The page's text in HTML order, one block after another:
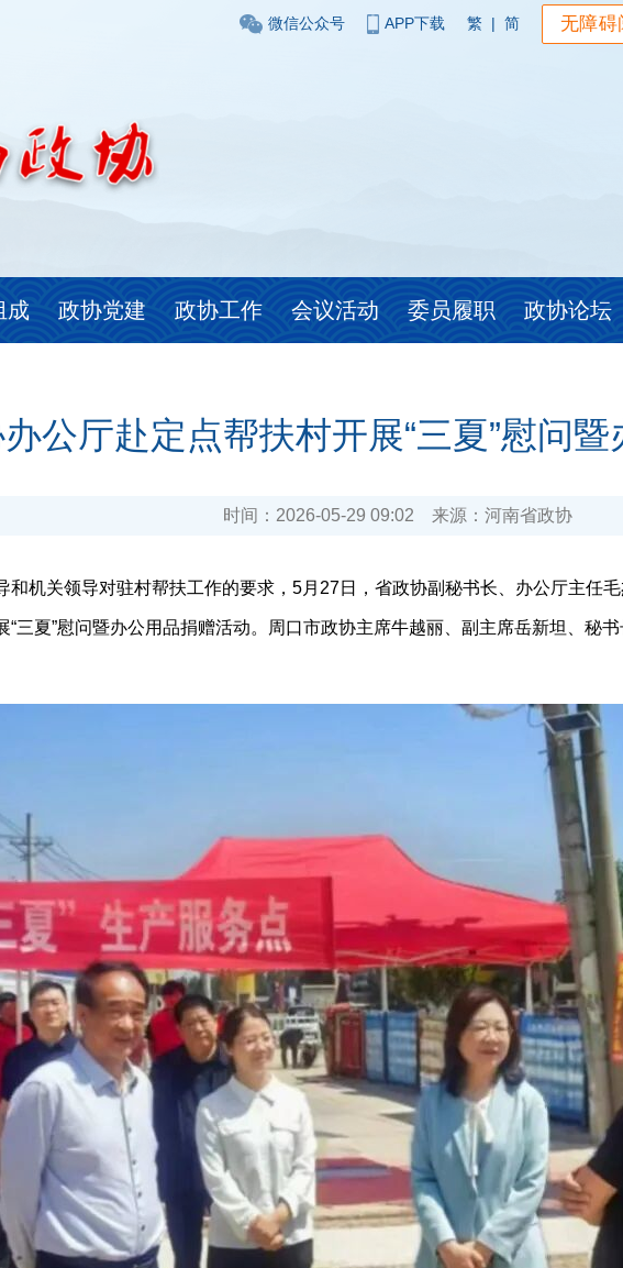
微信公众号 APP下载 繁 | 简 无障碍
成 政协党建 政协工作 会议活动 委员履职 政协论坛
公厅赴定点帮扶村开展“三夏”慰问
时间： 2026-05-29 09:02 来源： 河南省政协
机关领导对驻村帮扶工作的要求，5月27日，省政协副秘书长、办公厅主任
“三夏”慰问暨办公用品捐赠活动。周口市政协主席牛越丽、副主席岳新坦、秘